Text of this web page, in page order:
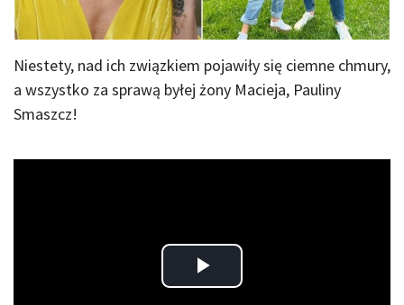
Niestety, nad ich związkiem pojawiły się ciemne chmury,
a wszystko za sprawą byłej żony Macieja, Pauliny
Smaszcz!
Play